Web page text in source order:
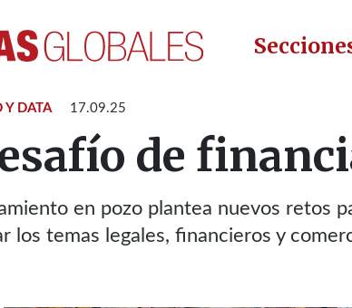
Y DATA 17.09.25
de
en pozo plantea nuevos retos
los temas legales, financieros y